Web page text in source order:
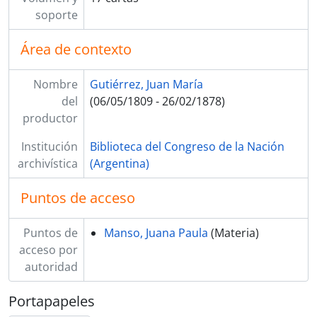
SSrC SMDC-JMG - Correspondencia de Salvador María Del Carril dirigida a Juan María Gutiérrez
SsrC MDP-JMG - Correspondencia de Díaz de la Peña Miguel dirigida a Juan María Gutiérrez
SsrC GT - JMG - Correspondencia de George Ticknor dirigida a Juan María Gutiérrez
SsrC TJH - JMG - Correspondencia de Thomas Joseph Hutchinson dirigida a Juan María Gutiérrez
SsrC CGCB-JMG - Correspondencia de Carlos Germán Conrado Burmeister dirigida a Juan María Gutiérrez
SsrC JB-JMG - Correspondencia de José Buschental dirigida a Juan María Gutiérrez
SsrC JCG-JMG - Correspondencia de Juan Carlos Gómez dirigida a Juan María Gutiérrez
SsrC MC-JMG - Correspondencia de Miguel Cané dirigida a Juan María Gutiérrez
SsrC LVM-JMG - Correspondencia de Lucio Victorio Mansilla dirigida a Juan María Gutiérrez
SsrC AM-JMG - Correspondencia de Adolfo Mansilla dirigida a Juan María Gutiérrez
SsrC JMC-JMG - Correspondencia de José María Cullen dirigida a Juan María Gutiérrez
SsrC MB-JMG - Correspondencia Mariano Balcarce dirigida a Juan María Gutiérrez
SsrC MB-otros - Correspondencia Mariano Balcarce dirigida a otros
SsrC LNM-otros - Correspondencia de Lucio N. Mansilla dirigida a otros
soporte
Área de contexto
Nombre
del
productor
Gutiérrez, Juan María
(06/05/1809 - 26/02/1878)
Institución
archivística
Biblioteca del Congreso de la Nación
(Argentina)
Puntos de acceso
Puntos de
acceso por
autoridad
Manso, Juana Paula (Materia)
Portapapeles